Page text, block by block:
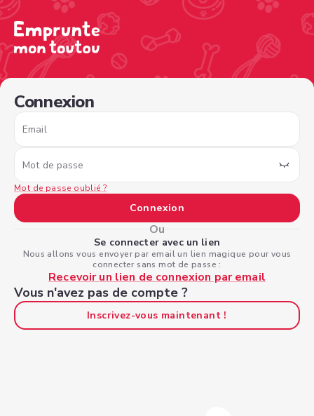
Connexion
Email
Mot de passe
Mot de passe oublié ?
Connexion
Ou
Se connecter avec un lien
Nous allons vous envoyer par email un lien magique pour vous
connecter sans mot de passe :
Recevoir un lien de connexion par email
Vous n'avez pas de compte ?
Inscrivez-vous maintenant !
/sign-in?nextPage=%2Fview-profile%2Fa09a0c9b-64a8-